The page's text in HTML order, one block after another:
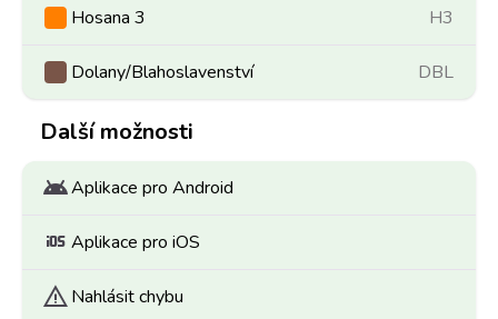
Hosana 3 H3
Dolany/Blahoslavenství DBL
Další možnosti
androidAplikace pro Android
ios Aplikace pro iOS
warningNahlásit chybu